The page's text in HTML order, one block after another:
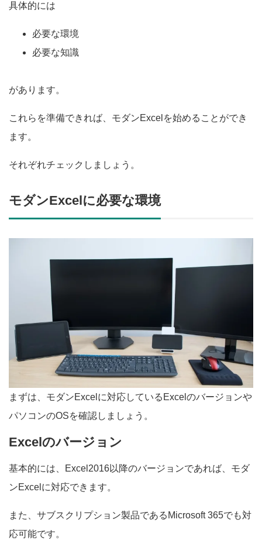
具体的には
必要な環境
必要な知識
があります。
これらを準備できれば、モダンExcelを始めることができ
ます。
それぞれチェックしましょう。
モダンExcelに必要な環境
まずは、モダンExcelに対応しているExcelのバージョンや
パソコンのOSを確認しましょう。
Excelのバージョン
基本的には、Excel2016以降のバージョンであれば、モダ
ンExcelに対応できます。
また、サブスクリプション製品であるMicrosoft 365でも対
応可能です。